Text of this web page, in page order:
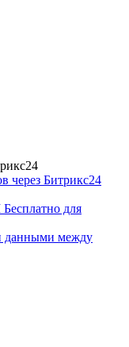
через Битрикс24
Бесплатно для
данными между